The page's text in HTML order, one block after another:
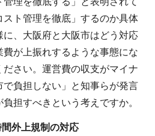
ト管理を徹底」するのか具体
、大阪府と大阪市はどう対応
が上振れするような事態にな
さい。運営費の収支がマイナ
で負担しない」と知事らが発言
担すべきという考えですか。
外上規制の対応